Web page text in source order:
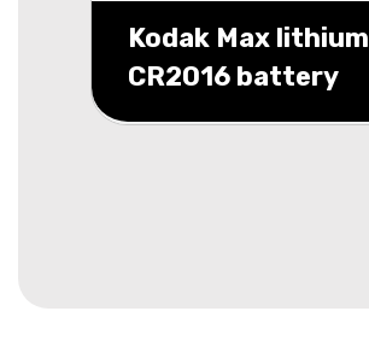
Kodak Max lithium
CR2016 battery
blister 5